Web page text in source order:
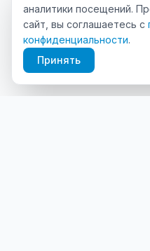
аналитики посещений.
сайт, вы соглашаетесь с
конфиденциальности.
Принять